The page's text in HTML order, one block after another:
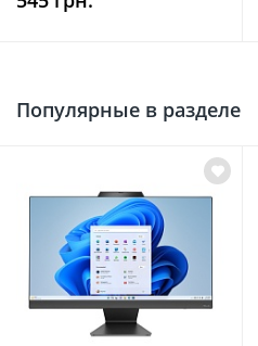
Популярные в разделе